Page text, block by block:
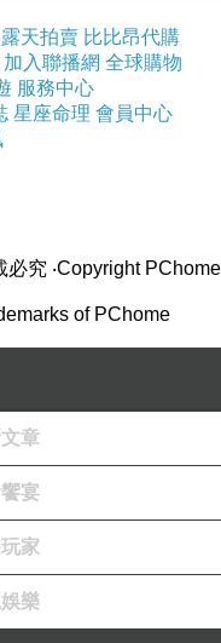
菩薩在十地階
」見證真理、
開始破除對自
體悟萬法皆空
：至「第八地
得無生法忍。
生死」（依業
），僅剩微細
與法執而轉變
到了無功用行
作）的無上境
，便能直下徹
露天拍賣 比比昂代購
加入聯播網 全球購物
服務中心
星座命理 會員中心
必究 ‧Copyright PChome
of PChome
章
宴
家
樂